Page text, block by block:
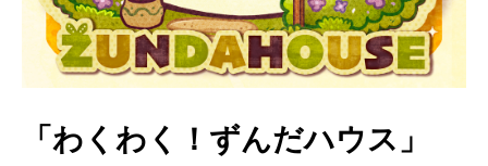
「わくわく！ずんだハウス」